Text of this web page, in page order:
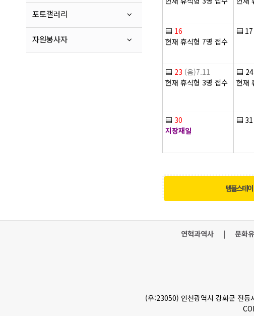
포토갤러리
자원봉사자
▤ 16
현재 휴식형 7명 접수
▤ 17
▤ 23 (음)7.11
현재 휴식형 3명 접수
▤ 24
현재
▤ 30
지장재일
▤ 31
템플스테
연혁과역사 | 문화
(우:23050) 인천광역시 강화군 전등